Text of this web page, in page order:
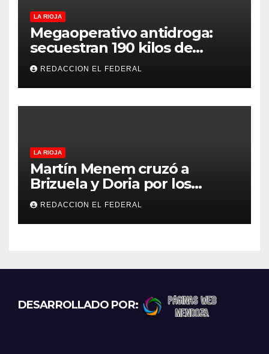
LA RIOJA
Megaoperativo antidroga:
secuestran 190 kilos de
marihuana que tenían como
destino La Rioja y Catamarca
REDACCION EL FEDERAL
LA RIOJA
Martín Menem cruzó a
Brizuela y Doria por los
incendios en Guanchín:
“Miente descaradamente”
REDACCION EL FEDERAL
DESARROLLADO POR: